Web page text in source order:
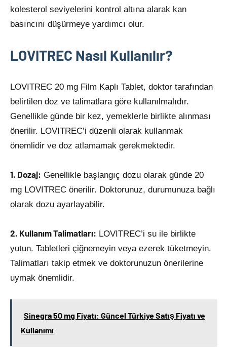
kolesterol seviyelerini kontrol altına alarak kan
basıncını düşürmeye yardımcı olur.
LOVITREC Nasıl Kullanılır?
LOVITREC 20 mg Film Kaplı Tablet, doktor tarafından
belirtilen doz ve talimatlara göre kullanılmalıdır.
Genellikle günde bir kez, yemeklerle birlikte alınması
önerilir. LOVITREC’i düzenli olarak kullanmak
önemlidir ve doz atlamamak gerekmektedir.
1. Dozaj: Genellikle başlangıç dozu olarak günde 20
mg LOVITREC önerilir. Doktorunuz, durumunuza bağlı
olarak dozu ayarlayabilir.
2. Kullanım Talimatları: LOVITREC’i su ile birlikte
yutun. Tabletleri çiğnemeyin veya ezerek tüketmeyin.
Talimatları takip etmek ve doktorunuzun önerilerine
uymak önemlidir.
Sinegra 50 mg Fiyatı: Güncel Türkiye Satış Fiyatı ve
Kullanımı